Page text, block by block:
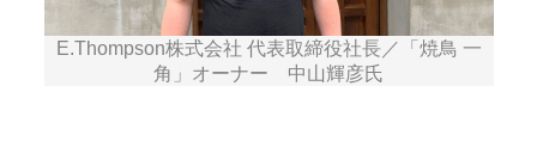
E.Thompson株式会社 代表取締役社長／「焼鳥 一
角」オーナー 中山輝彦氏